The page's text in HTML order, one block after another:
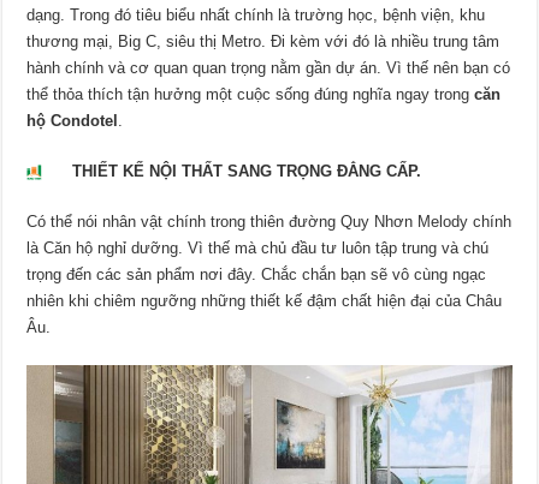
dạng. Trong đó tiêu biểu nhất chính là trường học, bệnh viện, khu
thương mại, Big C, siêu thị Metro. Đi kèm với đó là nhiều trung tâm
hành chính và cơ quan quan trọng nằm gần dự án. Vì thế nên bạn có
thể thỏa thích tận hưởng một cuộc sống đúng nghĩa ngay trongcăn
hộ Condotel .
THIẾT KẾ NỘI THẤT SANG TRỌNG ĐẲNG CẤP.
Có thể nói nhân vật chính trong thiên đường Quy Nhơn Melody chính
là Căn hộ nghỉ dưỡng. Vì thế mà chủ đầu tư luôn tập trung và chú
trọng đến các sản phẩm nơi đây. Chắc chắn bạn sẽ vô cùng ngạc
nhiên khi chiêm ngưỡng những thiết kế đậm chất hiện đại của Châu
Âu.